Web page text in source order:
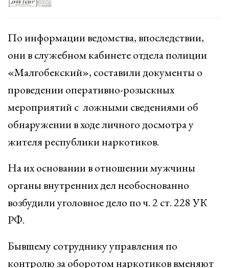
По информации ведомства, впоследствии,
они в служебном кабинете отдела полиции
«Малгобекский», составили документы о
проведении оперативно-розыскных
мероприятий с ложными сведениями об
обнаружении в ходе личного досмотра у
жителя республики наркотиков.
На их основании в отношении мужчины
органы внутренних дел необоснованно
возбудили уголовное дело по ч. 2 ст. 228 УК
РФ.
Бывшему сотруднику управления по
контролю за оборотом наркотиков вменяют